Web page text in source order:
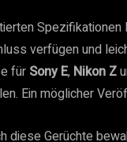
verfügen und
für Sony E, Nikon Z
Ein möglicher
diese Gerüchte